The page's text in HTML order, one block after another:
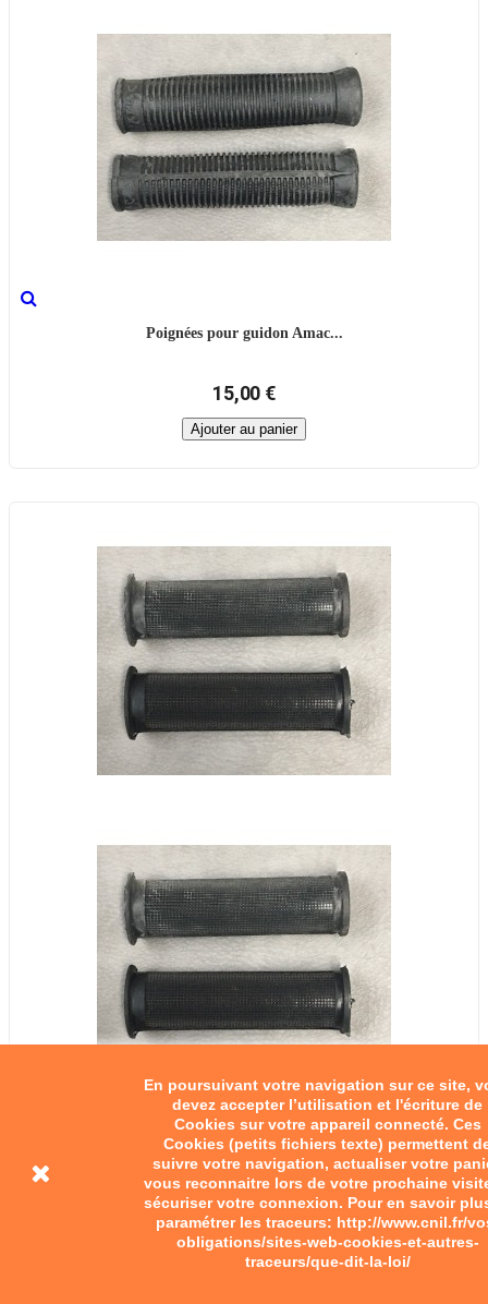
En poursuivant votre navigation sur ce site,
devez accepter l’utilisation et l'écriture de
Cookies sur votre appareil connecté. Ces
Cookies (petits fichiers texte) permettent
suivre votre navigation, actualiser votre
vous reconnaitre lors de votre prochaine
sécuriser votre connexion. Pour en savoir
paramétrer les traceurs: http://www.cnil.fr/
obligations/sites-web-cookies-et-autres-
traceurs/que-dit-la-loi/
Poignées pour guidon Amac...
15,00 €
Ajouter au panier
Poignées à dessin quadrillé.
12,00 €
Ajouter au panier